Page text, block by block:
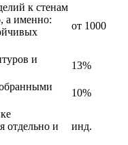
к стенам
а именно:
от 1000
и
13%
10%
отдельно и
инд.